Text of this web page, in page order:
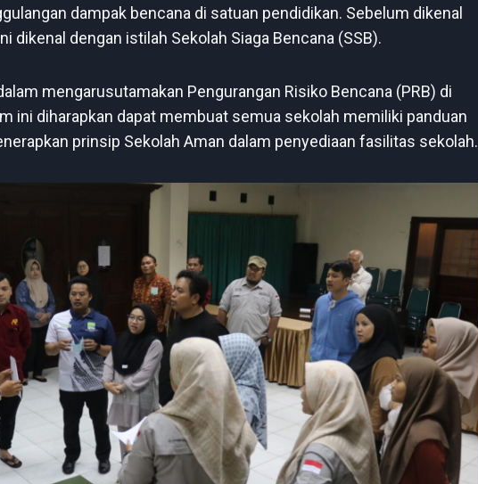
dampak bencana di satuan pendidikan. Sebelum dikenal
dikenal dengan istilah Sekolah Siaga Bencana (SSB).
mengarusutamakan Pengurangan Risiko Bencana (PRB) di
ini diharapkan dapat membuat semua sekolah memiliki panduan
prinsip Sekolah Aman dalam penyediaan fasilitas sekolah.